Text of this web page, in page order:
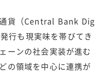
貨（Central Bank Dig
行も現実味を帯びてき
ーンの社会実装が進む
の領域を中心に連携が